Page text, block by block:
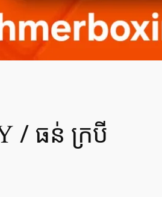
/ ធន់ ក្របី